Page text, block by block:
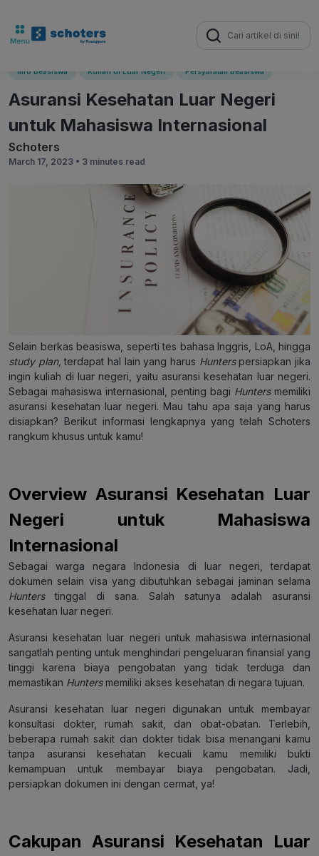
Search
for:
Info Beasiswa Kuliah di Luar Negeri Persyaratan Beasiswa
Asuransi Kesehatan Luar Negeri
untuk Mahasiswa Internasional
Schoters
March 17, 2023 • 3 minutes read
Selain berkas beasiswa, seperti tes bahasa Inggris, LoA, hingga
study plan,terdapat hal lain yang harus Hunters persiapkan jika
ingin kuliah di luar negeri, yaitu asuransi kesehatan luar negeri.
Sebagai mahasiswa internasional, penting bagi Hunters memiliki
asuransi kesehatan luar negeri. Mau tahu apa saja yang harus
disiapkan? Berikut informasi lengkapnya yang telah Schoters
rangkum khusus untuk kamu!
Overview Asuransi Kesehatan Luar
Negeri untuk Mahasiswa
Internasional
Sebagai warga negara Indonesia di luar negeri, terdapat
dokumen selain visa yang dibutuhkan sebagai jaminan selama
Hunterstinggal di sana. Salah satunya adalah asuransi
kesehatan luar negeri.
Asuransi kesehatan luar negeri untuk mahasiswa internasional
sangatlah penting untuk menghindari pengeluaran finansial yang
tinggi karena biaya pengobatan yang tidak terduga dan
memastikan Hunters memiliki akses kesehatan di negara tujuan.
Asuransi kesehatan luar negeri digunakan untuk membayar
konsultasi dokter, rumah sakit, dan obat-obatan. Terlebih,
beberapa rumah sakit dan dokter tidak bisa menangani kamu
tanpa asuransi kesehatan
kecuali kamu memiliki bukti
kemampuan untuk membayar biaya pengobatan. Jadi,
persiapkan dokumen ini dengan cermat, ya!
Cakupan Asuransi Kesehatan Luar